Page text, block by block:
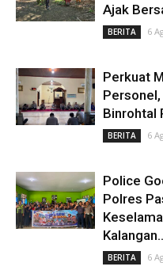
Ajak
BERITA 6
Perkuat
Binrohtal
BERITA 6
Police
Polres
BERITA 6